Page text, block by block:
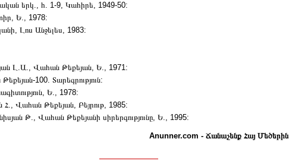
երկ., հ. 1-9, Կահիրե, 1949-50:
Ե., 1978:
Լոս Անջելես, 1983:
Լ.Ա., Վահան Թեքեյան, Ե., 1971:
100. Տարեգրություն:
Ե., 1978:
Հ., Վահան Թեքեյան, Բեյրութ, 1985:
Թ., Վահան Թեքեյանի սիրերգությունը, Ե., 1995:
Anunner.com - Ճանաչենք Հայ Մեծերին